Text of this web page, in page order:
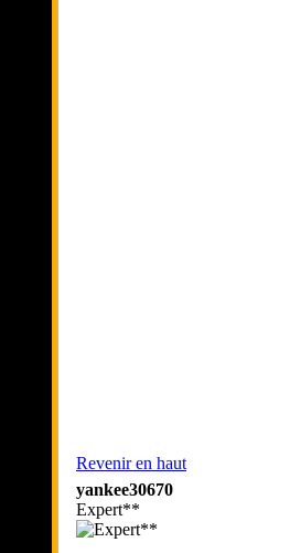
Revenir en haut
yankee30670
Expert**